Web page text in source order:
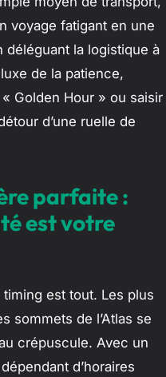
voyage fatigant en une
déléguant la logistique à
de la patience,
Golden Hour » ou saisir
d’une ruelle de
parfaite :
est votre
est tout. Les plus
sommets de l’Atlas se
crépuscule. Avec un
d’horaires